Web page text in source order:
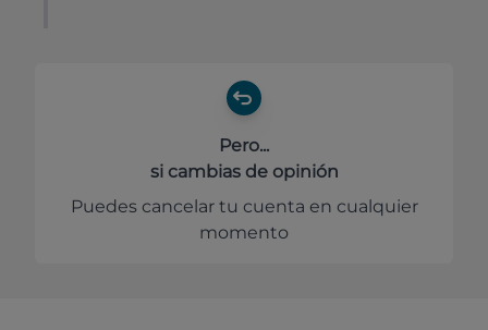
Pero...
si cambias de opinión
Puedes cancelar tu cuenta en cualquier
momento